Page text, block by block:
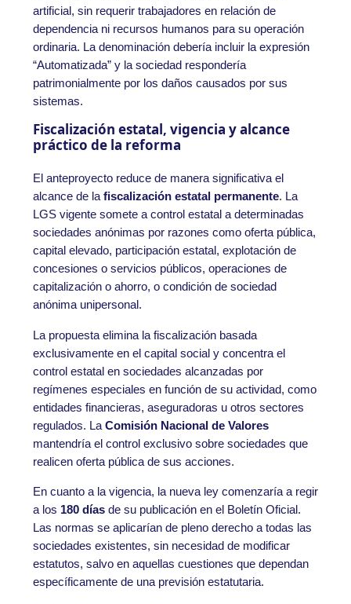
artificial, sin requerir trabajadores en relación de
dependencia ni recursos humanos para su operación
ordinaria. La denominación debería incluir la expresión
“Automatizada” y la sociedad respondería
patrimonialmente por los daños causados por sus
sistemas.
Fiscalización estatal, vigencia y alcance
práctico de la reforma
El anteproyecto reduce de manera significativa el
alcance de lafiscalización estatal permanente. La
LGS vigente somete a control estatal a determinadas
sociedades anónimas por razones como oferta pública,
capital elevado, participación estatal, explotación de
concesiones o servicios públicos, operaciones de
capitalización o ahorro, o condición de sociedad
anónima unipersonal.
La propuesta elimina la fiscalización basada
exclusivamente en el capital social y concentra el
control estatal en sociedades alcanzadas por
regímenes especiales en función de su actividad, como
entidades financieras, aseguradoras u otros sectores
regulados. La Comisión Nacional de Valores
mantendría el control exclusivo sobre sociedades que
realicen oferta pública de sus acciones.
En cuanto a la vigencia, la nueva ley comenzaría a regir
a los 180 díasde su publicación en el Boletín Oficial.
Las normas se aplicarían de pleno derecho a todas las
sociedades existentes, sin necesidad de modificar
estatutos, salvo en aquellas cuestiones que dependan
específicamente de una previsión estatutaria.